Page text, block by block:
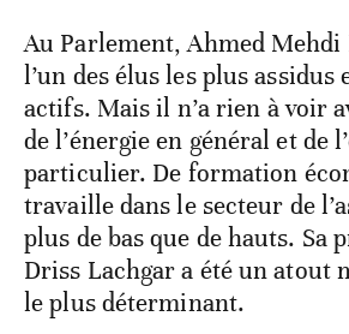
Au Parlement, Ahmed
l’un des élus les plus assidus
actifs. Mais il n’a rien à voir
de l’énergie en général et de
particulier. De formation
travaille dans le secteur de
plus de bas que de hauts. Sa
Driss Lachgar a été un atout
le plus déterminant.